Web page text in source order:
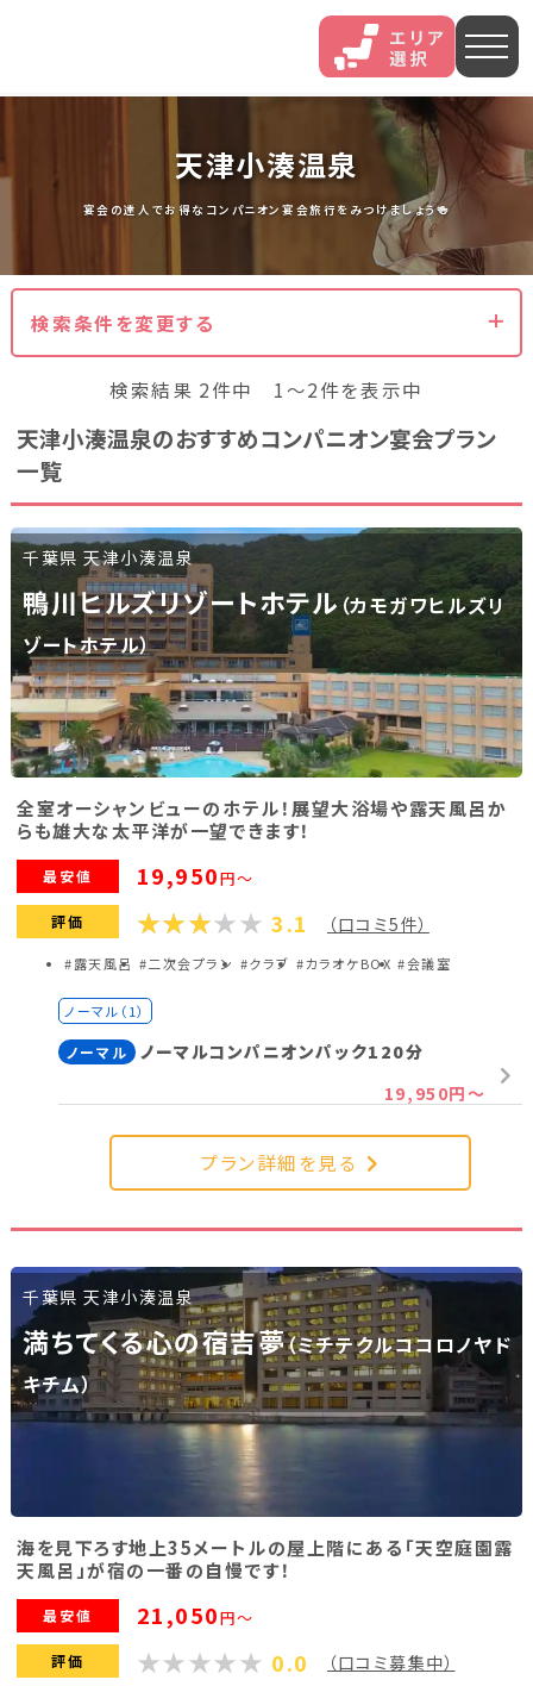
石和 伊香保 熱海
鬼怒川
いわき湯本 越後湯沢
山中 あわら 菊池
北海道・東北
北海道(13) 岩手県(3) 山形県(3)
宮城県(8)
福島県(26)
関東
栃木県(17) 群馬県(25)
茨城県(4)
埼玉県(1)
東京都(9)
千葉県(14)
神奈川県(14)
東海
静岡県(44) 愛知県(15)
岐阜県(5)
三重県(9)
中部
新潟県(13) 山梨県(19)
長野県(14)
石川県(7)
関西
滋賀県(2) 大阪府(2) 兵庫県(2)
四国
香川県(1) 愛媛県(1)
天津小湊温泉
宴会の達人でお得なコンパニオン宴会旅行をみつけましょう🍻
検索条件を変更する
検索結果 2件中 1～2件を表示中
天津小湊温泉のおすすめコンパニオン宴会プラン
一覧
千葉県 天津小湊温泉
鴨川ヒルズリゾートホテル （カモガワヒルズリ
ゾートホテル）
全室オーシャンビューのホテル！展望大浴場や露天風呂か
らも雄大な太平洋が一望できます！
最安値 19,950円～
評価 3.1 （口コミ5件）
#露天風呂 #二次会プラン #クラブ #カラオケBOX #会議室
ノーマル（1）
ノーマル
ノーマルコンパニオンパック120分
19,950円～
プラン詳細を見る
千葉県 天津小湊温泉
満ちてくる心の宿吉夢（ミチテクルココロノヤド
キチム）
海を見下ろす地上35メートルの屋上階にある「天空庭園露
天風呂」が宿の一番の自慢です！
最安値 21,050円～
評価 0.0 （口コミ募集中）